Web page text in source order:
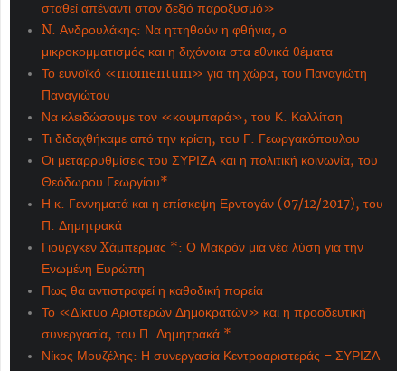
σταθεί απέναντι στον δεξιό παροξυσμό»
N. Ανδρουλάκης: Να ηττηθούν η φθήνια, ο
μικροκομματισμός και η διχόνοια στα εθνικά θέματα
Το ευνοϊκό «momentum» για τη χώρα, του Παναγιώτη
Παναγιώτου
Να κλειδώσουμε τον «κουμπαρά», του Κ. Καλλίτση
Τι διδαχθήκαμε από την κρίση, του Γ. Γεωργακόπουλου
Οι μεταρρυθμίσεις του ΣΥΡΙΖΑ και η πολιτική κοινωνία, του
Θεόδωρου Γεωργίου*
Η κ. Γεννηματά και η επίσκεψη Ερντογάν (07/12/2017), του
Π. Δημητρακά
Γιούργκεν Xάμπερμας *: Ο Μακρόν μια νέα λύση για την
Ενωμένη Ευρώπη
Πως θα αντιστραφεί η καθοδική πορεία
Το «Δίκτυο Αριστερών Δημοκρατών» και η προοδευτική
συνεργασία, του Π. Δημητρακά *
Νίκος Μουζέλης: Η συνεργασία Κεντροαριστεράς – ΣΥΡΙΖΑ